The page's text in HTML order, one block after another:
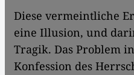
Diese vermeintliche
eine Illusion, und
Tragik. Das Problem
Konfession des